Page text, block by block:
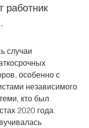
работник
случаи
особенно с
независимого
кто был
2020 года.